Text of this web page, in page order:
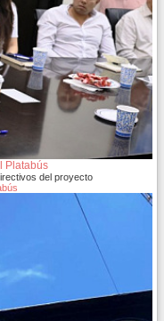
Platabús
del proyecto